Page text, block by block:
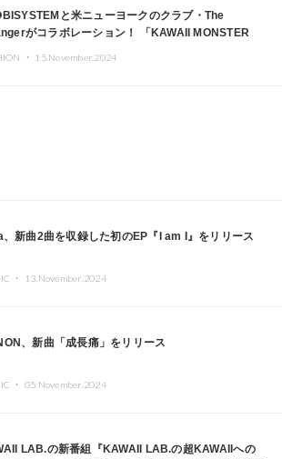
と米ニューヨークのクラブ・The
がコラボレーション！ 「KAWAII MONSTER
・ 15.November.2024
、新曲2曲を収録した初のEP『I am I』をリリース
・ 13.November.2024
、新曲「成長痛」をリリース
・ 05.November.2024
LAB.の新番組『KAWAII LAB.の超KAWAIIへの